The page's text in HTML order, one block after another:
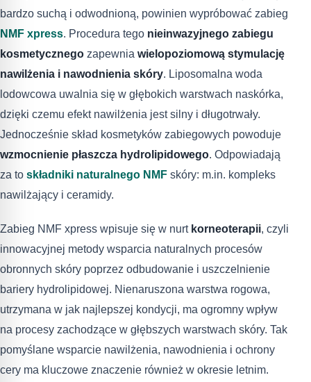
bardzo suchą i odwodnioną, powinien wypróbować zabieg
NMF xpress. Procedura tego nieinwazyjnego zabiegu
kosmetycznego zapewnia wielopoziomową stymulację
nawilżenia i nawodnienia skóry. Liposomalna woda
lodowcowa uwalnia się w głębokich warstwach naskórka,
dzięki czemu efekt nawilżenia jest silny i długotrwały.
Jednocześnie skład kosmetyków zabiegowych powoduje
wzmocnienie płaszcza hydrolipidowego. Odpowiadają
za to składniki naturalnego NMF skóry: m.in. kompleks
nawilżający i ceramidy.
Zabieg NMF xpress wpisuje się w nurt korneoterapii, czyli
innowacyjnej metody wsparcia naturalnych procesów
obronnych skóry poprzez odbudowanie i uszczelnienie
bariery hydrolipidowej. Nienaruszona warstwa rogowa,
utrzymana w jak najlepszej kondycji, ma ogromny wpływ
na procesy zachodzące w głębszych warstwach skóry. Tak
pomyślane wsparcie nawilżenia, nawodnienia i ochrony
cery ma kluczowe znaczenie również w okresie letnim.